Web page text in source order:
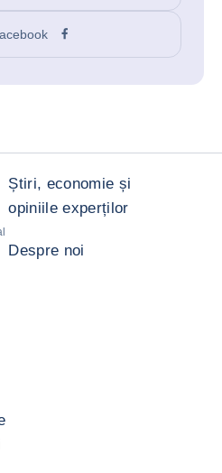
Știri, economie și
opiniile experților
Despre noi